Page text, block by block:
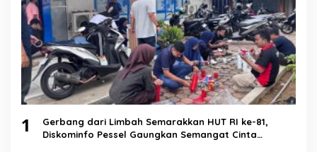
1
Gerbang dari Limbah Semarakkan HUT RI ke-81,
Diskominfo Pessel Gaungkan Semangat Cinta